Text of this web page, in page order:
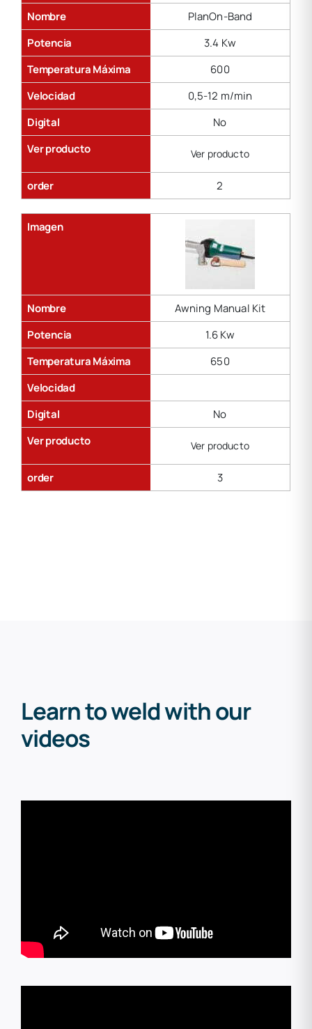
Nombre
PlanOn-Band
Potencia
3.4 Kw
Temperatura Máxima
600
Velocidad
0,5-12 m/min
Digital
No
Ver producto
Ver producto
order 2
Imagen
Nombre
Awning Manual Kit
Potencia
1.6 Kw
Temperatura Máxima
650
Velocidad
Digital
No
Ver producto
Ver producto
order 3
Learn to weld with our
videos